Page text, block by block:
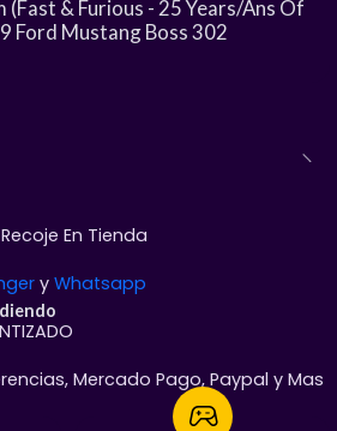
un rodado auténtico.
en Calle Felipe Ángeles
Federal #8), Chihuahua,
la República Mexicana!
& Furious - 25 Years/Ans Of
Ford Mustang Boss 302
En Tienda
y Whatsapp
Mercado Pago, Paypal y Mas